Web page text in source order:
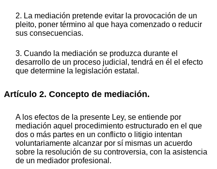
2. La mediación pretende evitar la provocación de un
pleito, poner término al que haya comenzado o reducir
sus consecuencias.
3. Cuando la mediación se produzca durante el
desarrollo de un proceso judicial, tendrá en él el efecto
que determine la legislación estatal.
Artículo 2. Concepto de mediación.
A los efectos de la presente Ley, se entiende por
mediación aquel procedimiento estructurado en el que
dos o más partes en un conflicto o litigio intentan
voluntariamente alcanzar por sí mismas un acuerdo
sobre la resolución de su controversia, con la asistencia
de un mediador profesional.